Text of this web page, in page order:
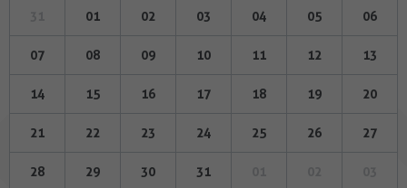
01 02 03 04 05 06
07 08 09 10 11 12 13
14 15 16 17 18 19 20
21 22 23 24 25 26 27
28 29 30 31